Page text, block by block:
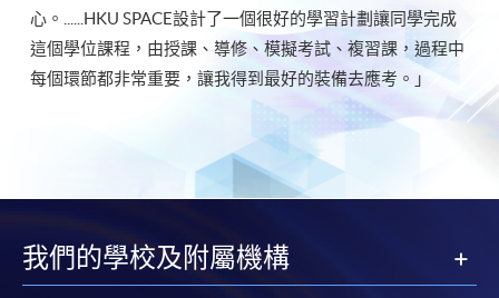
心。......HKU SPACE設計了一個很好的學習計劃讓同學完成
這個學位課程，由授課、導修、模擬考試、複習課，過程中
每個環節都非常重要，讓我得到最好的裝備去應考。」
我們的學校及附屬機構